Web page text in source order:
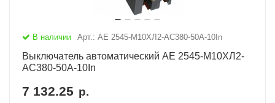
В наличии Арт.: АЕ 2545-М10ХЛ2-AC380-50А-10In
Выключатель автоматический АЕ 2545-М10ХЛ2-
AC380-50А-10In
7 132.25 р.